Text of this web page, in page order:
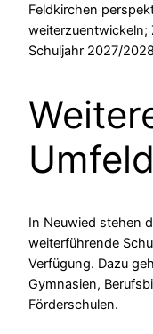
Feldkirchen
weiterzuentwickeln;
Schuljahr 2027/
Umfeld
In Neuwied stehen
weiterführende
Verfügung. Dazu
Gymnasien,
Förderschulen.